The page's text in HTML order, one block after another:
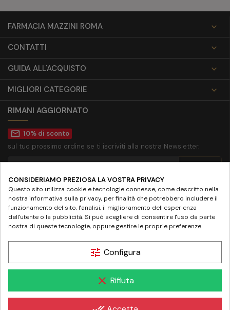
FARMACIA MAZZINI ROMA

CONTATTI

GUIDA ALL'ACQUISTO

MIGLIORI CATEGORIE

RIMANI AGGIORNATO
mail_outline 10% di sconto
sul tuo prossimo ordine se ti iscriviti alla nostra Newsletter.
Accetto laprivacy policy
SEGUICI SU
Mazzini 19 - 00195 Roma | P.IVA 05097731003 - REA RM-837075
CONSIDERIAMO PREZIOSA LA VOSTRA PRIVACY
Questo sito utilizza cookie e tecnologie connesse, come descritto nella
nostra informativa sulla privacy, per finalità che potrebbero includere il
funzionamento del sito, l'analisi, il miglioramento dell'esperienza
dell'utente o la pubblicità. Si può scegliere di consentire l'uso da parte
nostra di queste tecnologie, oppure gestire le proprie preferenze.
tune Configura
clear Rifiuta